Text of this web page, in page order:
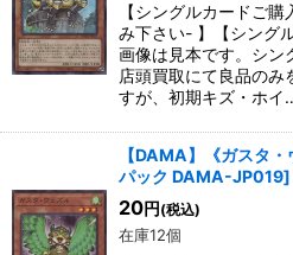
【シングルカードご
み下さい- 】【シング
画像は見本です。シン
店頭買取にて良品のみ
すが、初期キズ・ホイ
【DAMA】《ガスタ・
パック DAMA-JP019]
20円 (税込)
在庫12個